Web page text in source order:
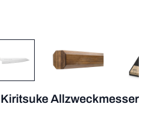
Allzweckmesser